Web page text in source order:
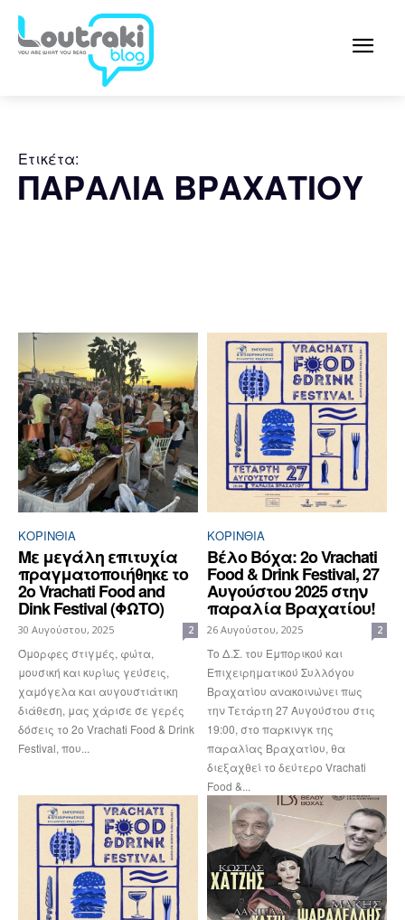
Ετικέτα:
ΠΑΡΑΛΙΑ ΒΡΑΧΑΤΙΟΥ
ΚΟΡΙΝΘΊΑ
Με μεγάλη επιτυχία
πραγματοποιήθηκε το
2ο Vrachati Food and
Dink Festival (ΦΩΤΟ)
30 Αυγούστου, 2025 2
Όμορφες στιγμές, φώτα,
μουσική και κυρίως γεύσεις,
χαμόγελα και αυγουστιάτικη
διάθεση, μας χάρισε σε γερές
δόσεις το 2ο Vrachati Food & Drink
Festival, που...
ΚΟΡΙΝΘΊΑ
Βέλο Βόχα: 2o Vrachati
Food & Drink Festival, 27
Αυγούστου 2025 στην
παραλία Βραχατίου!
26 Αυγούστου, 2025 2
Το Δ.Σ. του Εμπορικού και
Επιχειρηματικού Συλλόγου
Βραχατίου ανακοινώνει πως
την Τετάρτη 27 Αυγούστου στις
19:00, στο παρκινγκ της
παραλίας Βραχατίου, θα
διεξαχθεί το δεύτερο Vrachati
Food &...